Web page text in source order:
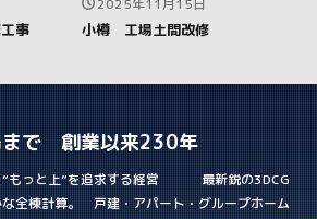
事
2025年11月15日
小樽 工場土間改修
まで 創業以来230年
”もっと上”を追求する経営 最新鋭の3DCG
全棟計算。 戸建・アパート・グループホーム